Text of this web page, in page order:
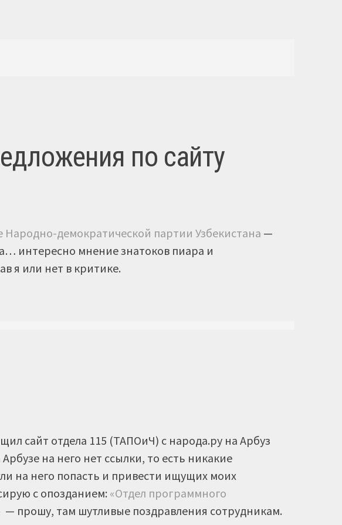
по сайту
Народно-демократической партии Узбекистана —
интересно мнение знатоков пиара и
я или нет в критике.
сайт отдела 115 (ТАПОиЧ) с народа.ру на Арбуз
на него нет ссылки, то есть никакие
на него попасть и привести ищущих моих
с опозданием: «Отдел программного
— прошу, там шутливые поздравления сотрудникам.